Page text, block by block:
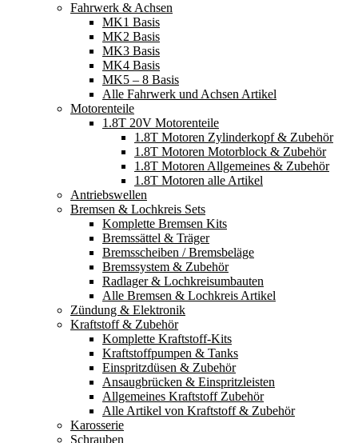
Fahrwerk & Achsen
MK1 Basis
MK2 Basis
MK3 Basis
MK4 Basis
MK5 – 8 Basis
Alle Fahrwerk und Achsen Artikel
Motorenteile
1.8T 20V Motorenteile
1.8T Motoren Zylinderkopf & Zubehör
1.8T Motoren Motorblock & Zubehör
1.8T Motoren Allgemeines & Zubehör
1.8T Motoren alle Artikel
Antriebswellen
Bremsen & Lochkreis Sets
Komplette Bremsen Kits
Bremssättel & Träger
Bremsscheiben / Bremsbeläge
Bremssystem & Zubehör
Radlager & Lochkreisumbauten
Alle Bremsen & Lochkreis Artikel
Zündung & Elektronik
Kraftstoff & Zubehör
Komplette Kraftstoff-Kits
Kraftstoffpumpen & Tanks
Einspritzdüsen & Zubehör
Ansaugbrücken & Einspritzleisten
Allgemeines Kraftstoff Zubehör
Alle Artikel von Kraftstoff & Zubehör
Karosserie
Schrauben